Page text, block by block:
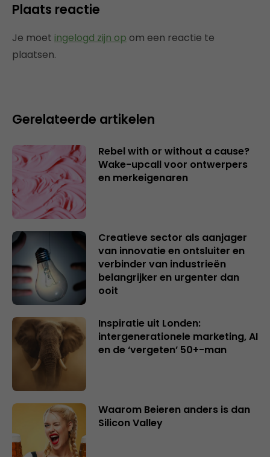
Plaats reactie
Je moet ingelogd zijn op om een reactie te
plaatsen.
Gerelateerde artikelen
Rebel with or without a cause?
Wake-upcall voor ontwerpers
en merkeigenaren
Creatieve sector als aanjager
van innovatie en ontsluiter en
verbinder van industrieën
belangrijker en urgenter dan
ooit
Inspiratie uit Londen:
intergenerationele marketing, AI
en de ‘vergeten’ 50+-man
Waarom Beieren anders is dan
Silicon Valley